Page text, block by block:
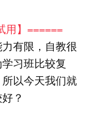
用】======
有限，自教很
习班比较复
以今天我们就
？